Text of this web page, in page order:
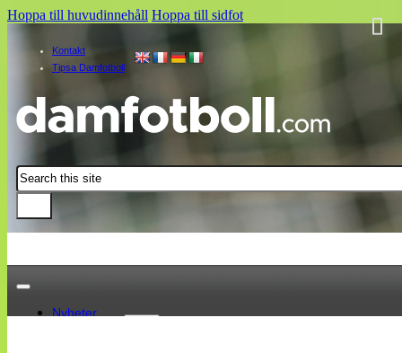
Hoppa till huvudinnehåll Hoppa till sidfot
Kontakt
Tipsa Damfotboll
Sök
Nyheter